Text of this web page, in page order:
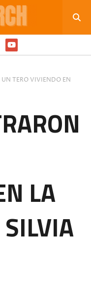
TERO VIVIENDO EN
LA